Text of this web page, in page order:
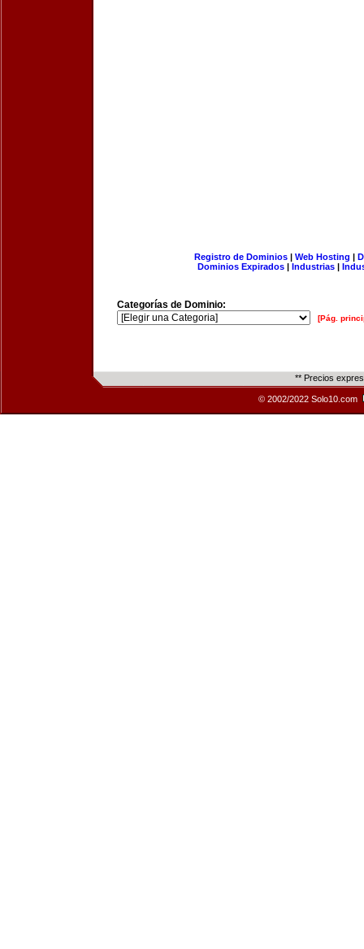
Registro de Dominios| Web Hosting |
Dominios Expirados | Industrias |
Categorías de Dominio:
[Pág.
** Precios
© 2002/2022 Solo10.com